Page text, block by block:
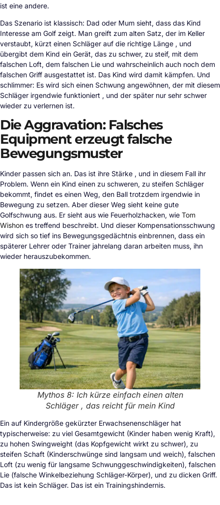
ist eine andere.
Das Szenario ist klassisch: Dad oder Mum sieht, dass das Kind
Interesse am Golf zeigt. Man greift zum alten Satz, der im Keller
verstaubt, kürzt einen Schläger auf die richtige Länge , und
übergibt dem Kind ein Gerät, das zu schwer, zu steif, mit dem
falschen Loft, dem falschen Lie und wahrscheinlich auch noch dem
falschen Griff ausgestattet ist. Das Kind wird damit kämpfen. Und
schlimmer: Es wird sich einen Schwung angewöhnen, der mit diesem
Schläger irgendwie funktioniert , und der später nur sehr schwer
wieder zu verlernen ist.
Die Aggravation: Falsches
Equipment erzeugt falsche
Bewegungsmuster
Kinder passen sich an. Das ist ihre Stärke , und in diesem Fall ihr
Problem. Wenn ein Kind einen zu schweren, zu steifen Schläger
bekommt, findet es einen Weg, den Ball trotzdem irgendwie in
Bewegung zu setzen. Aber dieser Weg sieht keine gute
Golfschwung aus. Er sieht aus wie Feuerholzhacken, wie Tom
Wishon es treffend beschreibt. Und dieser Kompensationsschwung
wird sich so tief ins Bewegungsgedächtnis einbrennen, dass ein
späterer Lehrer oder Trainer jahrelang daran arbeiten muss, ihn
wieder herauszubekommen.
Mythos 8: Ich kürze einfach einen alten
Schläger , das reicht für mein Kind
Ein auf Kindergröße gekürzter Erwachsenenschläger hat
typischerweise: zu viel Gesamtgewicht (Kinder haben wenig Kraft),
zu hohen Swingweight (das Kopfgewicht wirkt zu schwer), zu
steifen Schaft (Kinderschwünge sind langsam und weich), falschen
Loft (zu wenig für langsame Schwunggeschwindigkeiten), falschen
Lie (falsche Winkelbeziehung Schläger-Körper), und zu dicken Griff.
Das ist kein Schläger. Das ist ein Trainingshindernis.